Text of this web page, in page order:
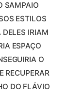
SAMPAIO
ESTILOS
DELES IRIAM
ESPAÇO
O
RECUPERAR
DO FLÁVIO